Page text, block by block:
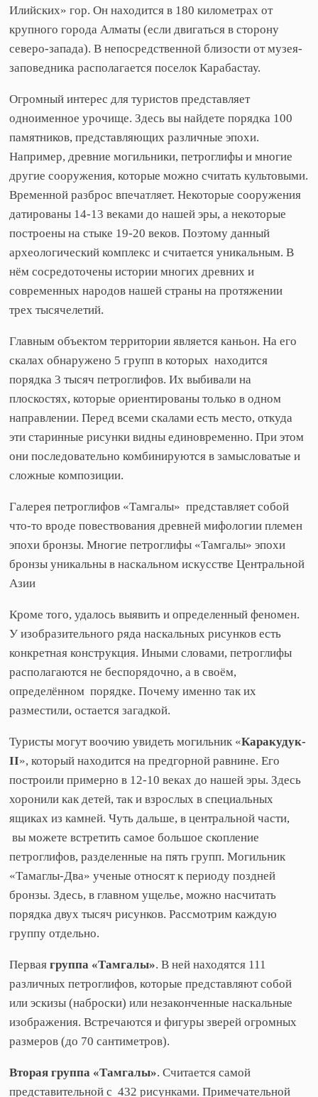
Илийских» гор. Он находится в 180 километрах от
крупного города Алматы (если двигаться в сторону
северо-запада). В непосредственной близости от музея-
заповедника располагается поселок Карабастау.
Огромный интерес для туристов представляет
одноименное урочище. Здесь вы найдете порядка 100
памятников, представляющих различные эпохи.
Например, древние могильники, петроглифы и многие
другие сооружения, которые можно считать культовыми.
Временной разброс впечатляет. Некоторые сооружения
датированы 14-13 веками до нашей эры, а некоторые
построены на стыке 19-20 веков. Поэтому данный
археологический комплекс и считается уникальным. В
нём сосредоточены истории многих древних и
современных народов нашей страны на протяжении
трех тысячелетий.
Главным объектом территории является каньон. На его
скалах обнаружено 5 групп в которых находится
порядка 3 тысяч петроглифов. Их выбивали на
плоскостях, которые ориентированы только в одном
направлении. Перед всеми скалами есть место, откуда
эти старинные рисунки видны единовременно. При этом
они последовательно комбинируются в замысловатые и
сложные композиции.
Галерея петроглифов «Тамгалы» представляет собой
что-то вроде повествования древней мифологии племен
эпохи бронзы. Многие петроглифы «Тамгалы» эпохи
бронзы уникальны в наскальном искусстве Центральной
Азии
Кроме того, удалось выявить и определенный феномен.
У изобразительного ряда наскальных рисунков есть
конкретная конструкция. Иными словами, петроглифы
располагаются не беспорядочно, а в своём,
определённом порядке. Почему именно так их
разместили, остается загадкой.
Туристы могут воочию увидеть могильник «Каракудук-
II», который находится на предгорной равнине. Его
построили примерно в 12-10 веках до нашей эры. Здесь
хоронили как детей, так и взрослых в специальных
ящиках из камней. Чуть дальше, в центральной части,
вы можете встретить самое большое скопление
петроглифов, разделенные на пять групп. Могильник
«Тамаглы-Два» ученые относят к периоду поздней
бронзы. Здесь, в главном ущелье, можно насчитать
порядка двух тысяч рисунков. Рассмотрим каждую
группу отдельно.
Перваягруппа «Тамгалы». В ней находятся 111
различных петроглифов, которые представляют собой
или эскизы (наброски) или незаконченные наскальные
изображения. Встречаются и фигуры зверей огромных
размеров (до 70 сантиметров).
Вторая группа «Тамгалы». Считается самой
представительной с 432 рисунками. Примечательной